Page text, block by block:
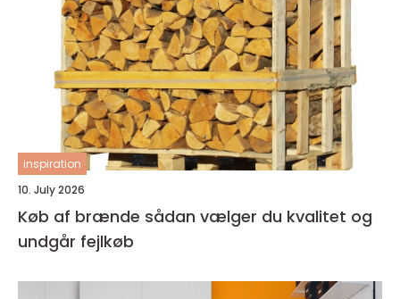
inspiration
10. July 2026
Køb af brænde sådan vælger du kvalitet og
undgår fejlkøb